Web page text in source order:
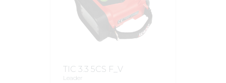
TIC 3.3 5CS F_V
Leader